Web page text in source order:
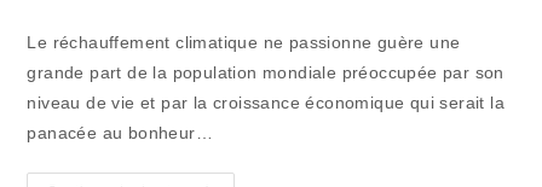
Le réchauffement climatique ne passionne guère une
grande part de la population mondiale préoccupée par son
niveau de vie et par la croissance économique qui serait la
panacée au bonheur…